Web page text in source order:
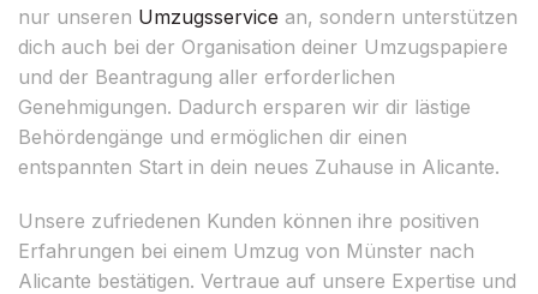
nur unseren Umzugsservice an, sondern unterstützen
dich auch bei der Organisation deiner Umzugspapiere
und der Beantragung aller erforderlichen
Genehmigungen. Dadurch ersparen wir dir lästige
Behördengänge und ermöglichen dir einen
entspannten Start in dein neues Zuhause in Alicante.
Unsere zufriedenen Kunden können ihre positiven
Erfahrungen bei einem Umzug von Münster nach
Alicante bestätigen. Vertraue auf unsere Expertise und